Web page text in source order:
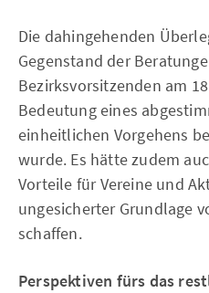
Die dahingehenden
Gegenstand der
Bezirksvorsitzenden am
Bedeutung eines
einheitlichen Vorgehens
wurde. Es hätte zudem
Vorteile für Vereine und
ungesicherter Grundlage
schaffen.
Perspektiven fürs das